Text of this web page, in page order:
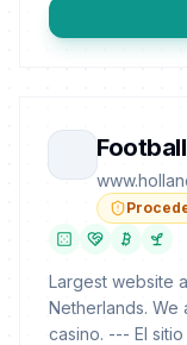
Largest website
Netherlands. We
casino. --- El